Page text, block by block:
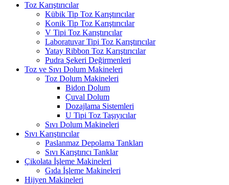
Toz Karıştırıcılar
Kübik Tip Toz Karıştırıcılar
Konik Tip Toz Karıştırıcılar
V Tipi Toz Karıştırıcılar
Laboratuvar Tipi Toz Karıştırıcılar
Yatay Ribbon Toz Karıştırıcılar
Pudra Şekeri Değirmenleri
Toz ve Sıvı Dolum Makineleri
Toz Dolum Makineleri
Bidon Dolum
Çuval Dolum
Dozajlama Sistemleri
U Tipi Toz Taşıyıcılar
Sıvı Dolum Makineleri
Sıvı Karıştırıcılar
Paslanmaz Depolama Tankları
Sıvı Karıştırıcı Tanklar
Çikolata İşleme Makineleri
Gıda İşleme Makineleri
Hijyen Makineleri